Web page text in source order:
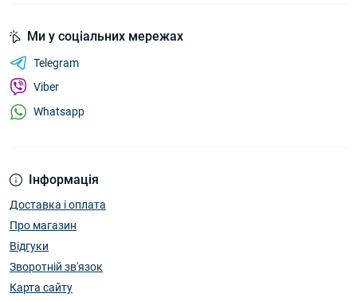
Інформація
Доставка і оплата
Про магазин
Відгуки
Зворотній зв'язок
Карта сайту
Ми у соціальних мережах
Telegram
Viber
Whatsapp